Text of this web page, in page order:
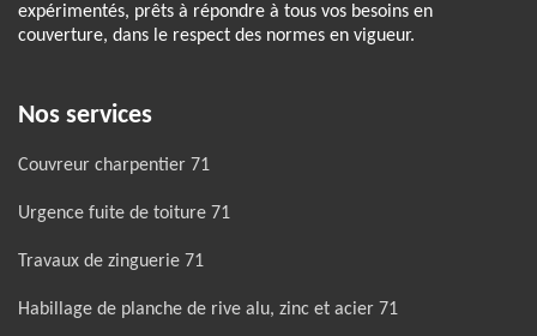
expérimentés, prêts à répondre à tous vos besoins en
couverture, dans le respect des normes en vigueur.
Nos services
Couvreur charpentier 71
Urgence fuite de toiture 71
Travaux de zinguerie 71
Habillage de planche de rive alu, zinc et acier 71